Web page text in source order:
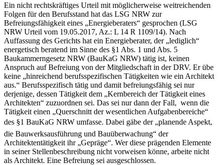
Ein nicht rechtskräftiges Urteil mit möglicherweise weitreichenden
Folgen für den Berufsstand hat das LSG NRW zur
Befreiungsfähigkeit eines „Energieberaters“ gesprochen (LSG
NRW Urteil vom 19.05.2017, Az­.: L 14 R 1109/14). Nach
Auffassung des Gerichts hat ein Energieberater, der „lediglich“
energetisch beratend im Sinne des §1 Abs. 1 und Abs. 5
Baukammerngesetz NRW (BauKaG NRW) tätig ist, keinen
Anspruch auf Befreiung von der Mitgliedschaft in der DRV­. Er übe
keine „hinreichend berufsspezifischen Tätigkeiten wie ein Architekt
aus.“­ Berufsspezifisch tätig und damit befreiungsfähig sei nur
derjenige, dessen Tätigkeit dem „Kernbereich der Tätigkeit eines
Architekten“ zuzuordnen sei­. Das sei nur dann der Fall, wenn die
Tätigkeit einen „Querschnitt der wesentlichen Aufgabenbereiche“
des §1 BauKaG NRW umfasse­. Dabei gäbe der „planende Aspekt,
die Bauwerksausführung und Bauüberwachung“ der
Architektentätigkeit ihr „Gepräge“­. Wer diese prägenden Elemente
in seiner Stellenbeschreibung nicht vorweisen könne, arbeite nicht
als Architekt­. Eine Befreiung sei ausgeschlossen­.